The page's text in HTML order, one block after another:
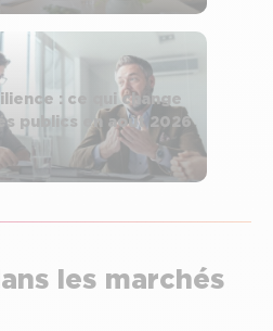
: ce qui change
publics en août 2026
les marchés